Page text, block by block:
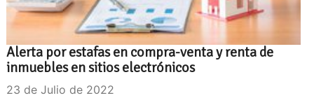
Alerta por estafas en compra-venta y renta de
inmuebles en sitios electrónicos
23 de Julio de 2022